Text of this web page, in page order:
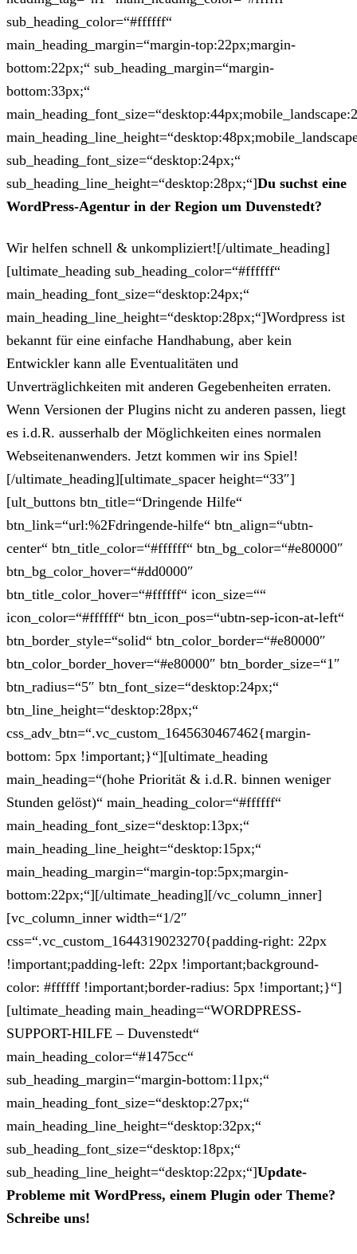
sub_heading_color=“#ffffff“
main_heading_margin=“margin-top:22px;margin-
bottom:22px;“ sub_heading_margin=“margin-
bottom:33px;“
sub_heading_font_size=“desktop:24px;“
sub_heading_line_height=“desktop:28px;“]Du suchst eine
WordPress-Agentur in der Region um Duvenstedt?
Wir helfen schnell & unkompliziert![/ultimate_heading]
[ultimate_heading sub_heading_color=“#ffffff“
main_heading_font_size=“desktop:24px;“
main_heading_line_height=“desktop:28px;“]Wordpress ist
bekannt für eine einfache Handhabung, aber kein
Entwickler kann alle Eventualitäten und
Unverträglichkeiten mit anderen Gegebenheiten erraten.
Wenn Versionen der Plugins nicht zu anderen passen, liegt
es i.d.R. ausserhalb der Möglichkeiten eines normalen
Webseitenanwenders. Jetzt kommen wir ins Spiel!
[/ultimate_heading][ultimate_spacer height=“33″]
[ult_buttons btn_title=“Dringende Hilfe“
btn_link=“url:%2Fdringende-hilfe“ btn_align=“ubtn-
center“ btn_title_color=“#ffffff“ btn_bg_color=“#e80000″
btn_bg_color_hover=“#dd0000″
btn_title_color_hover=“#ffffff“ icon_size=““
icon_color=“#ffffff“ btn_icon_pos=“ubtn-sep-icon-at-left“
btn_border_style=“solid“ btn_color_border=“#e80000″
btn_color_border_hover=“#e80000″ btn_border_size=“1″
btn_radius=“5″ btn_font_size=“desktop:24px;“
btn_line_height=“desktop:28px;“
css_adv_btn=“.vc_custom_1645630467462{margin-
bottom: 5px !important;}“][ultimate_heading
main_heading=“(hohe Priorität & i.d.R. binnen weniger
Stunden gelöst)“ main_heading_color=“#ffffff“
main_heading_font_size=“desktop:13px;“
main_heading_line_height=“desktop:15px;“
main_heading_margin=“margin-top:5px;margin-
bottom:22px;“][/ultimate_heading][/vc_column_inner]
[vc_column_inner width=“1/2″
css=“.vc_custom_1644319023270{padding-right: 22px
!important;padding-left: 22px !important;background-
color: #ffffff !important;border-radius: 5px !important;}“]
[ultimate_heading main_heading=“WORDPRESS-
SUPPORT-HILFE – Duvenstedt“
main_heading_color=“#1475cc“
sub_heading_margin=“margin-bottom:11px;“
main_heading_font_size=“desktop:27px;“
main_heading_line_height=“desktop:32px;“
sub_heading_font_size=“desktop:18px;“
sub_heading_line_height=“desktop:22px;“]Update-
Probleme mit WordPress, einem Plugin oder Theme?
Schreibe uns!